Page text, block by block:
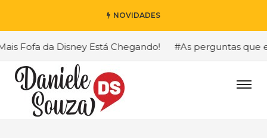
NOVIDADES
Fofa da Disney Está Chegando! #As perguntas que